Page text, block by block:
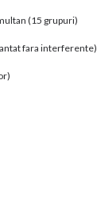
(15 grupuri)
fara interferente)